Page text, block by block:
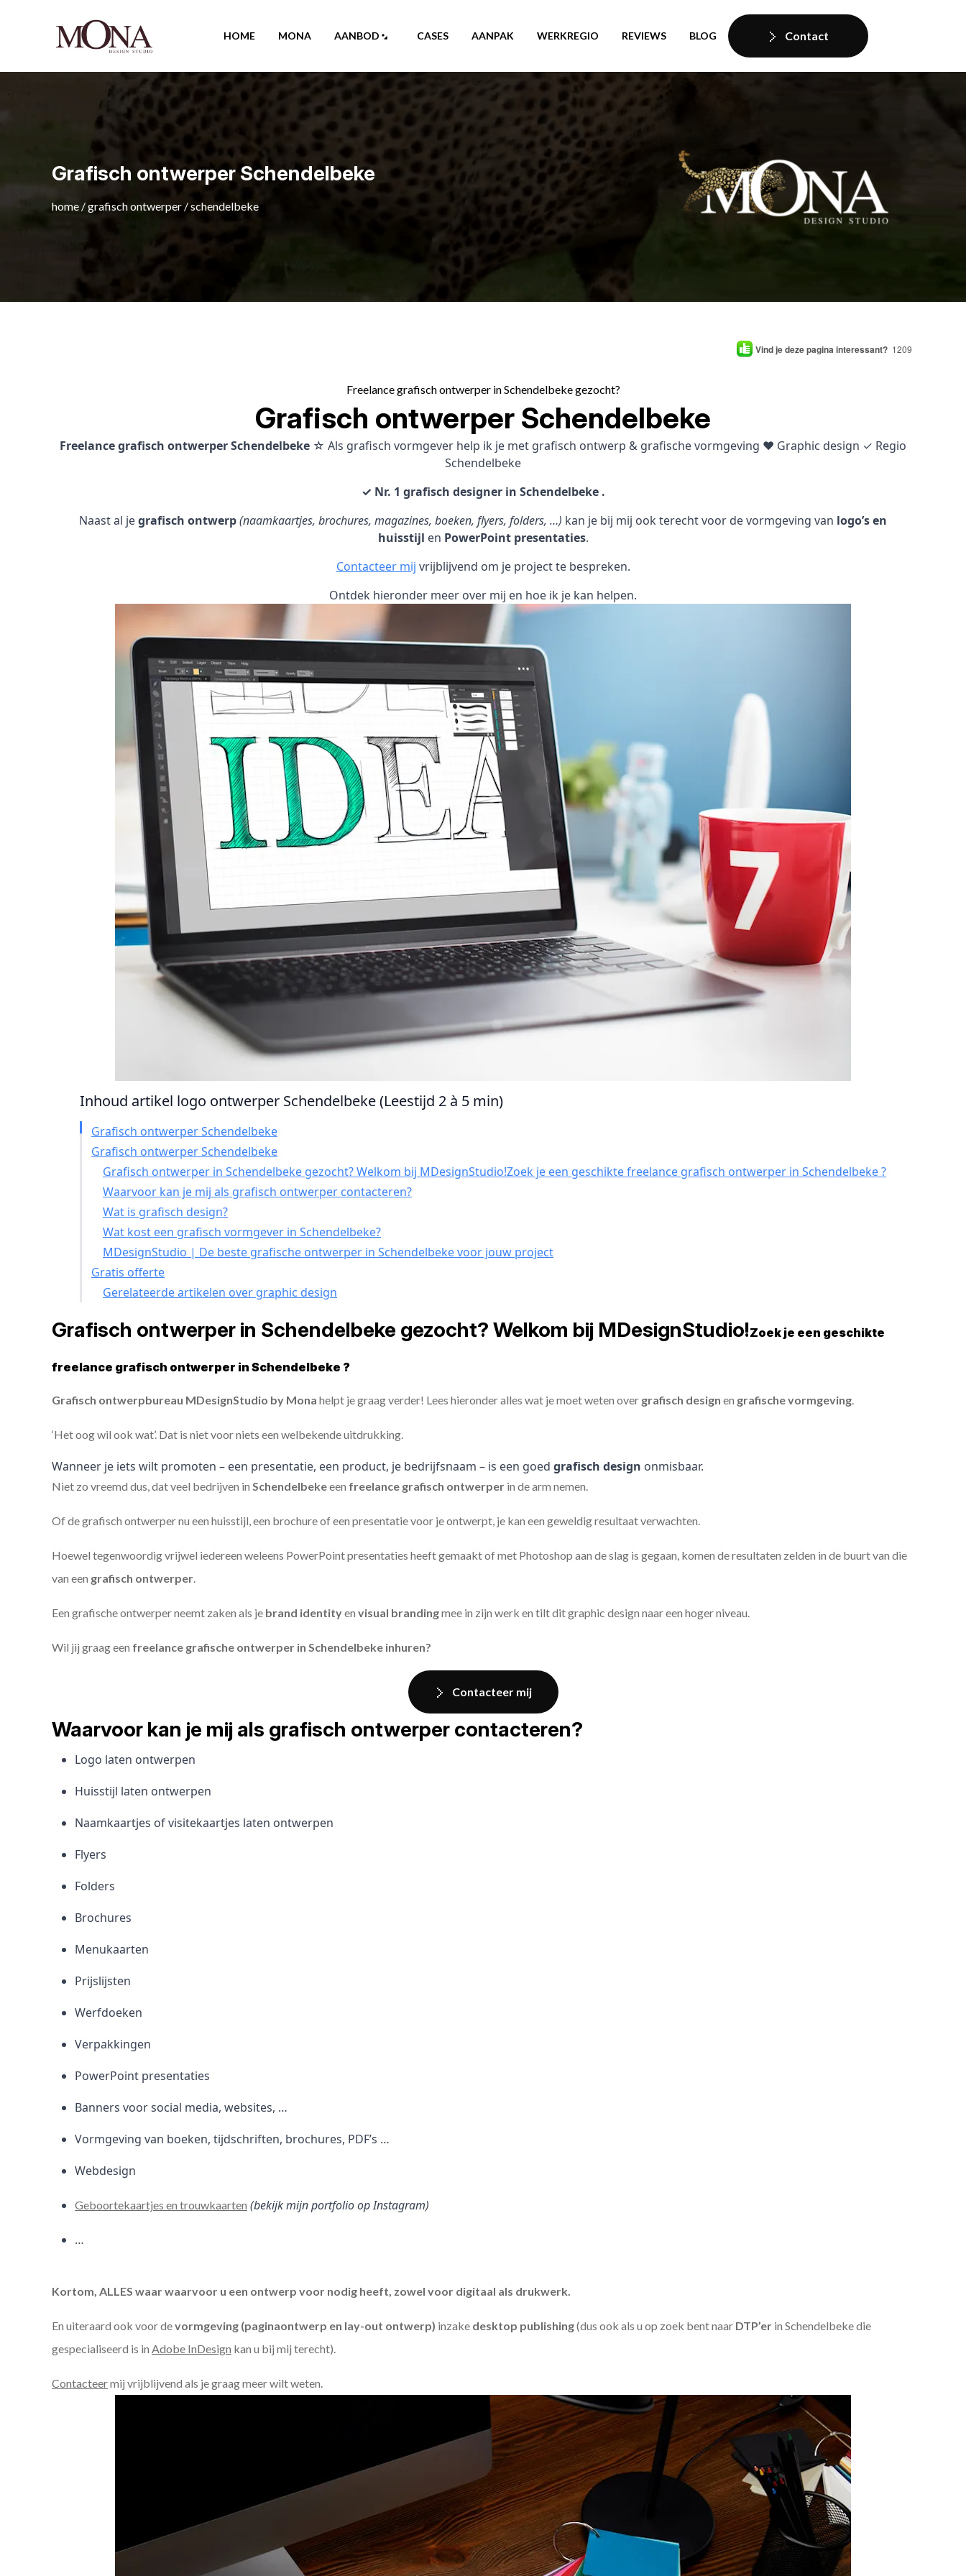
HOME MONA AANBOD CASES AANPAK WERKREGIO REVIEWS BLOG Contact
Grafisch ontwerper Schendelbeke
home /grafisch ontwerper /schendelbeke
Vind je deze pagina interessant? 1209
Freelance grafisch ontwerper in Schendelbeke gezocht?
Grafisch ontwerper Schendelbeke
Freelance grafisch ontwerper Schendelbeke ☆ Als grafisch vormgever help ik je met grafisch ontwerp & grafische vormgeving ♥ Graphic design ✓ Regio
Schendelbeke
✓ Nr. 1 grafisch designer in Schendelbeke .
Naast al jegrafisch ontwerp(naamkaartjes, brochures, magazines, boeken, flyers, folders, …) kan je bij mij ook terecht voor de vormgeving van logo’s en
huisstijl en PowerPoint presentaties.
Contacteer mij vrijblijvend om je project te bespreken.
Ontdek hieronder meer over mij en hoe ik je kan helpen.
Inhoud artikel logo ontwerper Schendelbeke (Leestijd 2 à 5 min)
Grafisch ontwerper Schendelbeke
Grafisch ontwerper Schendelbeke
Grafisch ontwerper in Schendelbeke gezocht? Welkom bij MDesignStudio!Zoek je een geschikte freelance grafisch ontwerper in Schendelbeke ?
Waarvoor kan je mij als grafisch ontwerper contacteren?
Wat is grafisch design?
Wat kost een grafisch vormgever in Schendelbeke?
MDesignStudio | De beste grafische ontwerper in Schendelbeke voor jouw project
Gratis offerte
Gerelateerde artikelen over graphic design
Grafisch ontwerper in Schendelbeke gezocht? Welkom bij MDesignStudio!Zoek je een geschikte
freelance grafisch ontwerper in Schendelbeke ?
Grafisch ontwerpbureau MDesignStudio by Mona helpt je graag verder! Lees hieronder alles wat je moet weten over grafisch design en grafische vormgeving.
‘Het oog wil ook wat’. Dat is niet voor niets een welbekende uitdrukking.
Wanneer je iets wilt promoten – een presentatie, een product, je bedrijfsnaam – is een goed grafisch design onmisbaar.
Niet zo vreemd dus, dat veel bedrijven in Schendelbekeeen freelance grafisch ontwerper in de arm nemen.
Of de grafisch ontwerper nu een huisstijl, een brochure of een presentatie voor je ontwerpt, je kan een geweldig resultaat verwachten.
Hoewel tegenwoordig vrijwel iedereen weleens PowerPoint presentaties heeft gemaakt of met Photoshop aan de slag is gegaan, komen de resultaten zelden in de buurt van die
van een grafisch ontwerper.
Een grafische ontwerper neemt zaken als je brand identityen visual brandingmee in zijn werk en tilt dit graphic design naar een hoger niveau.
Wil jij graag een freelance grafische ontwerper in Schendelbeke inhuren?
Contacteer mij
Waarvoor kan je mij als grafisch ontwerper contacteren?
Logo laten ontwerpen
Huisstijl laten ontwerpen
Naamkaartjes of visitekaartjes laten ontwerpen
Flyers
Folders
Brochures
Menukaarten
Prijslijsten
Werfdoeken
Verpakkingen
PowerPoint presentaties
Banners voor social media, websites, …
Vormgeving van boeken, tijdschriften, brochures, PDF’s …
Webdesign
Geboortekaartjes en trouwkaarten (bekijk mijn portfolio op Instagram)
…
Kortom, ALLES waar waarvoor u een ontwerp voor nodig heeft, zowel voor digitaal als drukwerk.
En uiteraard ook voor devormgeving (paginaontwerp en lay-out ontwerp) inzake desktop publishing(dus ook als u op zoek bent naar DTP’er in Schendelbeke die
gespecialiseerd is in Adobe InDesign kan u bij mij terecht).
Contacteermij vrijblijvend als je graag meer wilt weten.